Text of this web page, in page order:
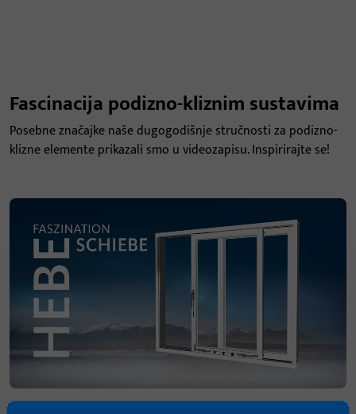
Fascinacija podizno-kliznim sustavima
Posebne značajke naše dugogodišnje stručnosti za podizno-
klizne elemente prikazali smo u videozapisu. Inspirirajte se!